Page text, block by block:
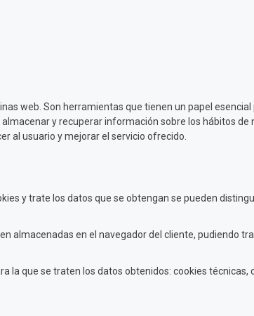
web. Son herramientas que tienen un papel
y recuperar información sobre los hábitos de
al usuario y mejorar el servicio ofrecido.
y trate los datos que se obtengan se pueden
almacenadas en el navegador del cliente, pudiendo
la que se traten los datos obtenidos: cookies técnicas,